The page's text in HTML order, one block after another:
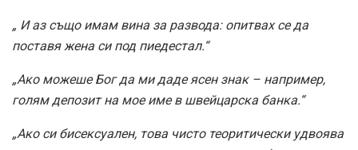
„ И аз също имам вина за развода: опитвах се да
поставя жена си под пиедестал.“
„Ако можеше Бог да ми даде ясен знак – например,
голям депозит на мое име в швейцарска банка.“
„Ако си бисексуален, това чисто теоритически удвоява